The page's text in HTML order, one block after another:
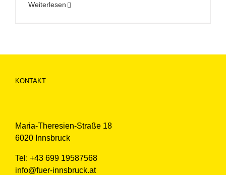
Weiterlesen
KONTAKT
Maria-Theresien-Straße 18
6020 Innsbruck
Tel: +43 699 19587568
info@fuer-innsbruck.at